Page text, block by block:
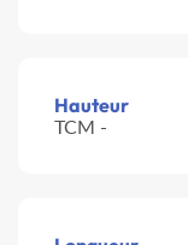
Hauteur
TCM -